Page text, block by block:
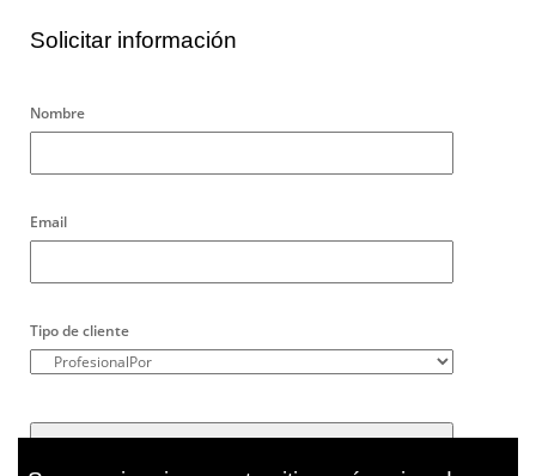
Solicitar información
Nombre
Email
Tipo de cliente